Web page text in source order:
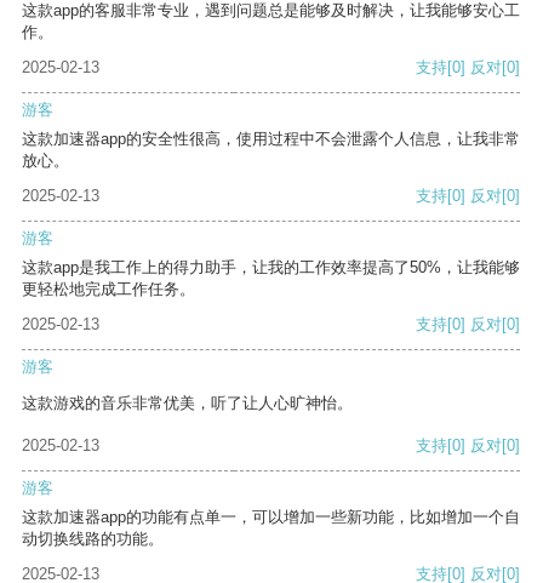
这款app的客服非常专业，遇到问题总是能够及时解决，让我能够安心工
作。
2025-02-13
支持[0] 反对[0]
游客
这款加速器app的安全性很高，使用过程中不会泄露个人信息，让我非常
放心。
2025-02-13
支持[0] 反对[0]
游客
这款app是我工作上的得力助手，让我的工作效率提高了50%，让我能够
更轻松地完成工作任务。
2025-02-13
支持[0] 反对[0]
游客
这款游戏的音乐非常优美，听了让人心旷神怡。
2025-02-13 支持[0] 反对[0]
游客
这款加速器app的功能有点单一，可以增加一些新功能，比如增加一个自
动切换线路的功能。
2025-02-13
支持[0] 反对[0]